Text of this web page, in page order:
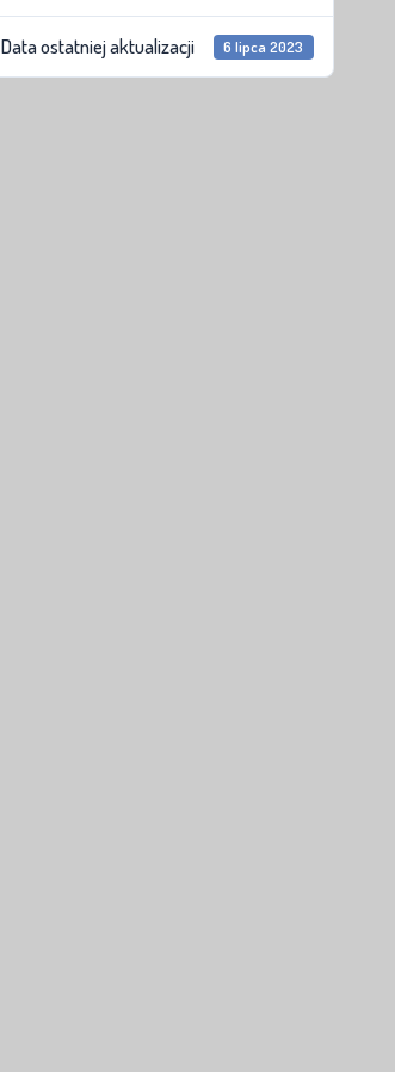
Data ostatniej aktualizacji 6 lipca 2023